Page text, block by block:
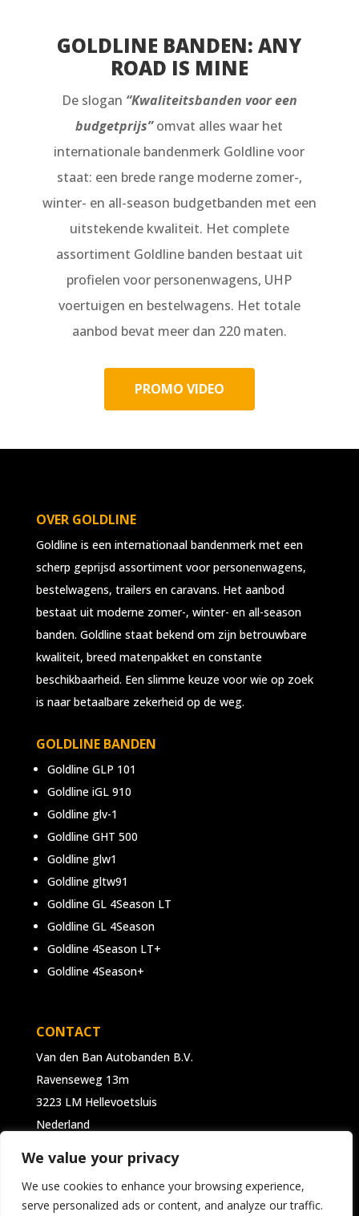
We value your privacy
We use cookies to enhance your browsing experience,
serve personalized ads or content, and analyze our traffic.
GOLDLINE BANDEN: ANY
ROAD IS MINE
De slogan “Kwaliteitsbanden voor een
budgetprijs”omvat alles waar het
internationale bandenmerk Goldline voor
staat: een brede range moderne zomer-,
winter- en all-season budgetbanden met een
uitstekende kwaliteit. Het complete
assortiment Goldline banden bestaat uit
profielen voor personenwagens, UHP
voertuigen en bestelwagens. Het totale
aanbod bevat meer dan 220 maten.
PROMO VIDEO
OVER GOLDLINE
Goldline is een internationaal bandenmerk met een
scherp geprijsd assortiment voor personenwagens,
bestelwagens, trailers en caravans. Het aanbod
bestaat uit moderne zomer-, winter- en all-season
banden. Goldline staat bekend om zijn betrouwbare
kwaliteit, breed matenpakket en constante
beschikbaarheid. Een slimme keuze voor wie op zoek
is naar betaalbare zekerheid op de weg.
GOLDLINE BANDEN
Goldline GLP 101
Goldline iGL 910
Goldline glv-1
Goldline GHT 500
Goldline glw1
Goldline gltw91
Goldline GL 4Season LT
Goldline GL 4Season
Goldline 4Season LT+
Goldline 4Season+
CONTACT
Van den Ban Autobanden B.V.
Ravenseweg 13m
3223 LM Hellevoetsluis
Nederland
T: +31 181 331 444
info@goldlinetyres.com